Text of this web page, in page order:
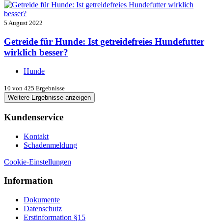
5 August 2022
Getreide für Hunde: Ist getreidefreies Hundefutter
wirklich besser?
Hunde
10 von 425 Ergebnisse
Weitere Ergebnisse anzeigen
Kundenservice
Kontakt
Schadenmeldung
Cookie-Einstellungen
Information
Dokumente
Datenschutz
Erstinformation §15